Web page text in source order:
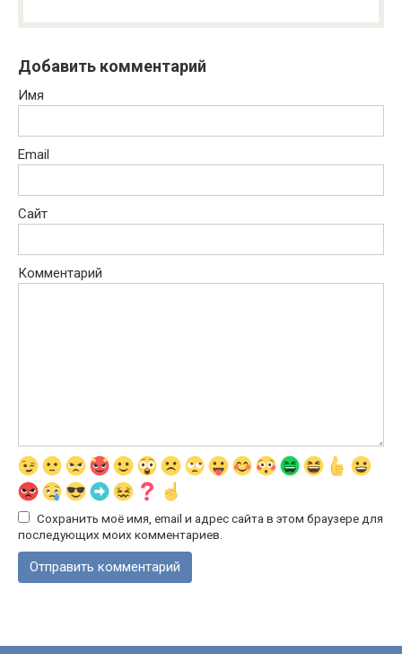
Добавить комментарий
Имя
Email
Сайт
Комментарий
Сохранить моё имя, email и адрес сайта в этом браузере для
последующих моих комментариев.